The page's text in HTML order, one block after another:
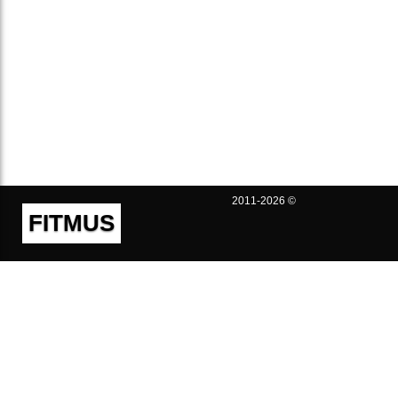
FITMUS
2011-2026 ©